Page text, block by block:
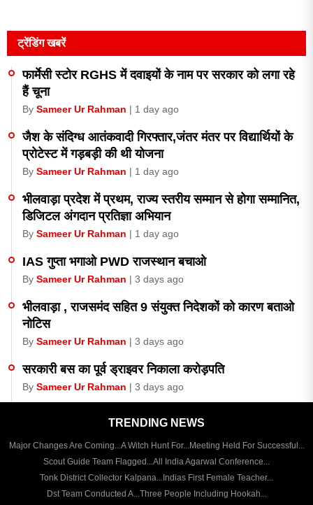
ट्रेंडिंग खबरें
फार्मेसी स्टोर RGHS में दवाइयों के नाम पर सरकार को लगा रहे
हैं चूना
By Sameer Ur Rahman | 1 day ago
जैश के संदिग्ध आतंकवादी गिरफ्तार,जंतर मंतर पर विद्यार्थियों के
प्रोटेस्ट में गड़बड़ी की थी योजना
By Sameer Ur Rahman | 1 day ago
भीलवाड़ा प्रदेश में प्रथम, राज्य स्तरीय सम्मान से होगा सम्मानित,
डिजिटल अंगदान प्रतिज्ञा अभियान
By Sameer Ur Rahman | 1 day ago
IAS गुप्ता भगाओ PWD राजस्थान बचाओ
By Sameer Ur Rahman | 3 days ago
भीलवाड़ा , राजसमंद सहित 9 संयुक्त निदेशकों को कारण बताओ
नोटिस
By Sameer Ur Rahman | 3 days ago
सरकारी बस का पूर्व ड्राइवर निकाला करोड़पति
By Sameer Ur Rahman | 3 days ago
सीकर में कोचिंग संस्थान पर सेल टैक्स विभाग का छापा कर्म की
टैक्स चोरी पकड़ी
Sameer Ur Rahman| 4 days ago
TRENDING NEWS
Major Changes Are Coming... A Witch Hunt For...
Meeting Held For Successful...
Scout Guide Team Flagged... All India Agarwal Conference...
Tonk District Collector Kalpana... Indias First Female Teacher...
Dst Team Conducted A... Three People Including Hookah...